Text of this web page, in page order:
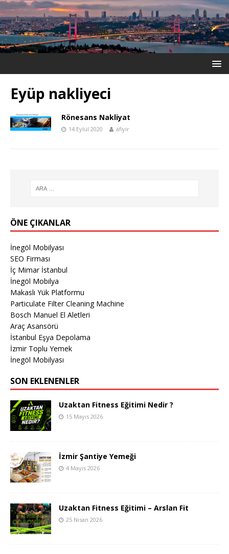
Eyüp nakliyeci
Rönesans Nakliyat
14 Eylül 2020 afiyir
ÖNE ÇIKANLAR
İnegöl Mobilyası
SEO Firması
İç Mimar İstanbul
İnegöl Mobilya
Makaslı Yük Platformu
Particulate Filter Cleaning Machine
Bosch Manuel El Aletleri
Araç Asansörü
İstanbul Eşya Depolama
İzmir Toplu Yemek
İnegöl Mobilyası
SON EKLENENLER
Uzaktan Fitness Eğitimi Nedir ?
15 Mayıs 2026
İzmir Şantiye Yemeği
4 Mayıs 2026
Uzaktan Fitness Eğitimi – Arslan Fit
25 Nisan 2026